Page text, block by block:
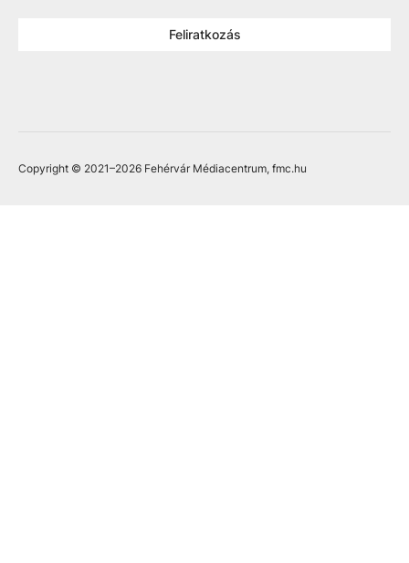
Feliratkozás
Copyright © 2021–2026 Fehérvár Médiacentrum, fmc.hu